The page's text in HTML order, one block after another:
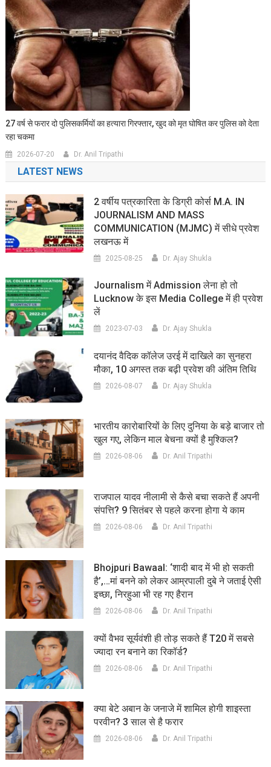
27 वर्ष से फरार दो पुलिसकर्मियों का हत्यारा गिरफ्तार, खुद को मृत घोषित कर पुलिस को देता
रहा चकमा
2026-07-20 Dr. Anil Tripathi
LATEST NEWS
2 वर्षीय पत्रकारिता के डिग्री कोर्स M.A. IN
JOURNALISM AND MASS
COMMUNICATION (MJMC) में सीधे प्रवेश
लखनऊ में
2025-08-25 Dr. Ajay Shukla
Journalism में Admission लेना हो तो
Lucknow के इस Media College में ही प्रवेश
लें
2023-07-03 Dr. Ajay Shukla
दयानंद वैदिक कॉलेज उरई में दाखिले का सुनहरा
मौका, 10 अगस्त तक बढ़ी प्रवेश की अंतिम तिथि
2026-08-07 Dr. Ajay Shukla
भारतीय कारोबारियों के लिए दुनिया के बड़े बाजार तो
खुल गए, लेकिन माल बेचना क्यों है मुश्किल?
2026-08-06 Dr. Anil Tripathi
राजपाल यादव नीलामी से कैसे बचा सकते हैं अपनी
संपत्ति? 9 सितंबर से पहले करना होगा ये काम
2026-08-06 Dr. Anil Tripathi
Bhojpuri Bawaal: ‘शादी बाद में भी हो सकती
है’,…मां बनने को लेकर आम्रपाली दुबे ने जताई ऐसी
इच्छा, निरहुआ भी रह गए हैरान
2026-08-06 Dr. Anil Tripathi
क्यों वैभव सूर्यवंशी ही तोड़ सकते हैं T20 में सबसे
ज्यादा रन बनाने का रिकॉर्ड?
2026-08-06 Dr. Anil Tripathi
क्या बेटे अबान के जनाजे में शामिल होगी शाइस्ता
परवीन? 3 साल से है फरार
2026-08-06 Dr. Anil Tripathi